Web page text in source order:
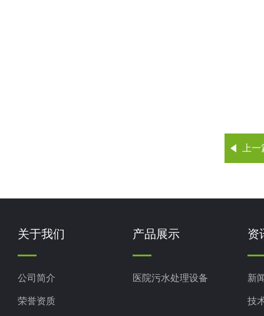
上
关于我们
公司简介
荣誉资质
产品展示
医院污水处理设备
资
新
技